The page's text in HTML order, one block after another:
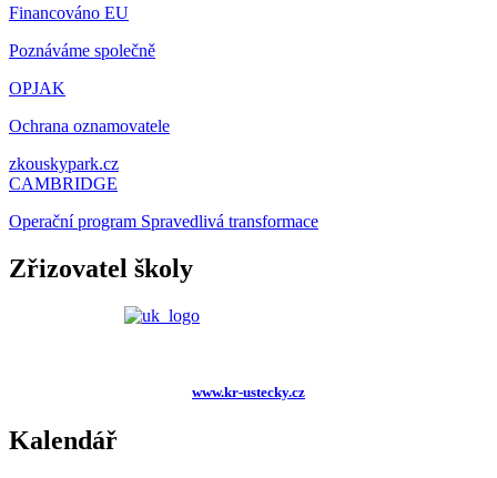
Financováno EU
Poznáváme společně
OPJAK
Ochrana oznamovatele
zkouskypark.cz
CAMBRIDGE
Operační program Spravedlivá transformace
Zřizovatel školy
www.kr-ustecky.cz
Kalendář